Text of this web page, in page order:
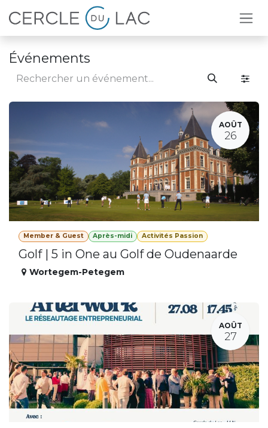
Se rendre au contenu
Événements
AOÛT
26
Member & Guest Après-midi Activités Passion
Golf | 5 in One au Golf de Oudenaarde
Wortegem-Petegem
AOÛT
27